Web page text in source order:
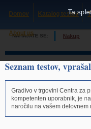
Domov Katalog testov
About us
NAHAJATE SE: Nakup
Seznam testov,
Gradivo v trgovini Centra za
kompetenten uporabnik, je
naročilu na vašem delovnem
Ta